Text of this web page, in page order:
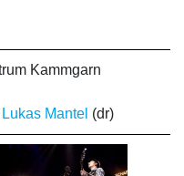
Kammgarn
Lukas Mantel (dr)